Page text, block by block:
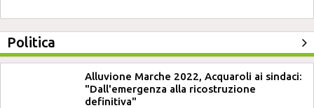
Politica
Alluvione Marche 2022, Acquaroli ai sindaci:
"Dall'emergenza alla ricostruzione
definitiva"